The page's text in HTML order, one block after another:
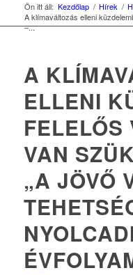
Ön itt áll: Kezdőlap / Hírek /
A klímaváltozás elleni
–...
A
ELLENI
FELELŐS
VAN
„A JÖVŐ